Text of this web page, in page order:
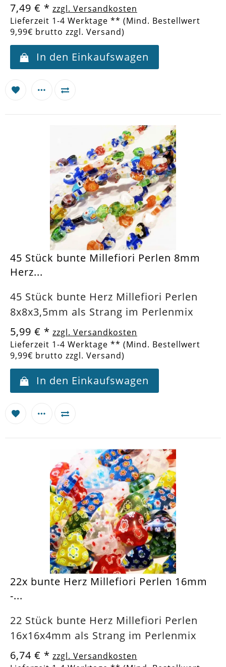
7,49 € * zzgl. Versandkosten
Lieferzeit 1-4 Werktage ** (Mind. Bestellwert
9,99€ brutto zzgl. Versand)
In den Einkaufswagen
45 Stück bunte Millefiori Perlen 8mm
Herz...
45 Stück bunte Herz Millefiori Perlen
8x8x3,5mm als Strang im Perlenmix
5,99 € * zzgl. Versandkosten
Lieferzeit 1-4 Werktage ** (Mind. Bestellwert
9,99€ brutto zzgl. Versand)
In den Einkaufswagen
22x bunte Herz Millefiori Perlen 16mm
-...
22 Stück bunte Herz Millefiori Perlen
16x16x4mm als Strang im Perlenmix
6,74 € * zzgl. Versandkosten